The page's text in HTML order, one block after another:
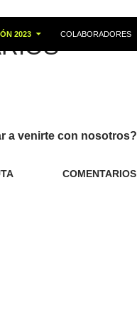
2023 COLABORADORES
a venirte con nosotros?
COMENTARIOS